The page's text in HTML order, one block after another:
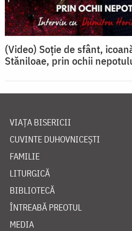
(Video) Soție de sfânt,
Stăniloae, prin ochii
VIAȚA BISERICII
CUVINTE DUHOVNICEȘTI
FAMILIE
LITURGICĂ
BIBLIOTECĂ
ÎNTREABĂ PREOTUL
MEDIA